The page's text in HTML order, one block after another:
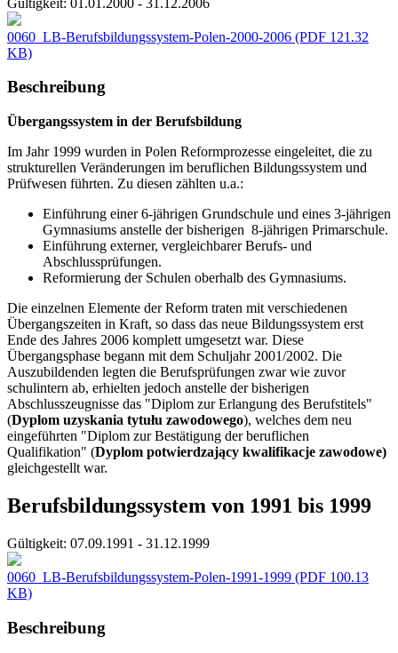
0060_LB-Berufsbildungssystem-Polen-2000-2006 (PDF 121.32
KB)
Beschreibung
Übergangssystem in der Berufsbildung
Im Jahr 1999 wurden in Polen Reformprozesse eingeleitet, die zu
strukturellen Veränderungen im beruflichen Bildungssystem und
Prüfwesen führten. Zu diesen zählten u.a.:
Einführung einer 6-jährigen Grundschule und eines 3-jährigen
Gymnasiums anstelle der bisherigen 8-jährigen Primarschule.
Einführung externer, vergleichbarer Berufs- und
Abschlussprüfungen.
Reformierung der Schulen oberhalb des Gymnasiums.
Die einzelnen Elemente der Reform traten mit verschiedenen
Übergangszeiten in Kraft, so dass das neue Bildungssystem erst
Ende des Jahres 2006 komplett umgesetzt war. Diese
Übergangsphase begann mit dem Schuljahr 2001/2002. Die
Auszubildenden legten die Berufsprüfungen zwar wie zuvor
schulintern ab, erhielten jedoch anstelle der bisherigen
Abschlusszeugnisse das "Diplom zur Erlangung des Berufstitels"
(Dyplom uzyskania tytułu zawodowego), welches dem neu
eingeführten "Diplom zur Bestätigung der beruflichen
Qualifikation" (Dyplom potwierdzający kwalifikacje zawodowe)
gleichgestellt war.
Berufsbildungssystem von 1991 bis 1999
Gültigkeit: 07.09.1991 - 31.12.1999
0060_LB-Berufsbildungssystem-Polen-1991-1999 (PDF 100.13
KB)
Beschreibung